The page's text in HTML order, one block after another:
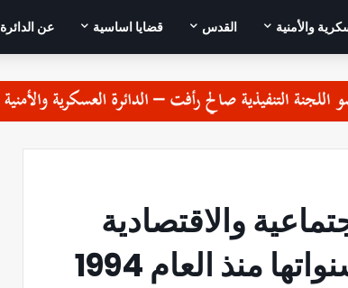
والأمنية القدس قضايا اساسية عن الدائرة
والاقتصادية
منذ العام 1994